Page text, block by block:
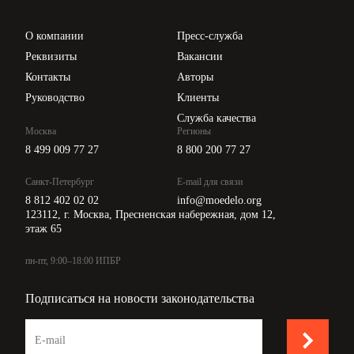
О компании
Реквизиты
Контакты
Руководство
Пресс-служба
Вакансии
Авторы
Клиенты
Служба качества
Москва
8 499 009 77 27
Санкт-Петербург
8 812 402 02 02
Регионы
8 800 200 77 27
E-mail для связи
info@moedelo.org
123112, г. Москва, Пресненская набережная, дом 12,
этаж 65
пн-пт, 9:00–18:00 ИПБР
Подписаться на новости законодательства